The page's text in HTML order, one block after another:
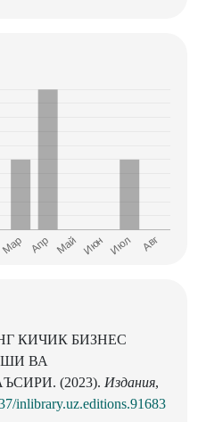
КИЧИК БИЗНЕС
ВА
(2023). Издания,
inlibrary.uz.editions.91683